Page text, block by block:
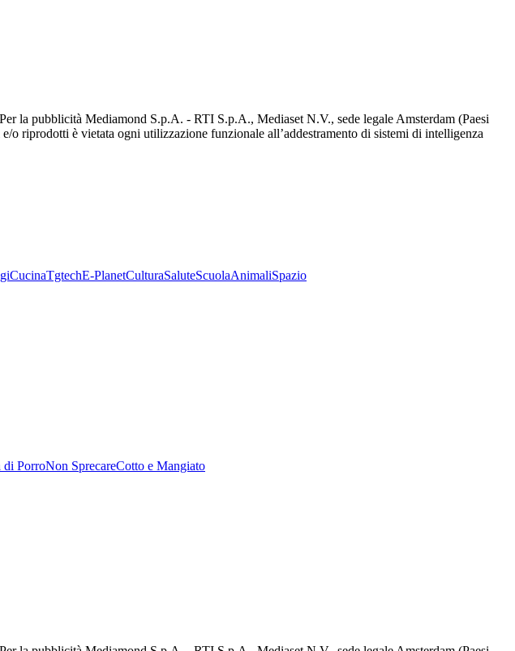
la pubblicità Mediamond S.p.A. - RTI S.p.A., Mediaset N.V., sede legale Amsterdam (Paesi
o riprodotti è vietata ogni utilizzazione funzionale all’addestramento di sistemi di intelligenza
CucinaTgtechE-PlanetCulturaSaluteScuolaAnimaliSpazio
di PorroNon SprecareCotto e Mangiato